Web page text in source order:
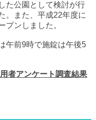
た公園として検討が行
。また、平成22年度に
プンしました。
午前9時で施錠は午後5
者アンケート調査結果